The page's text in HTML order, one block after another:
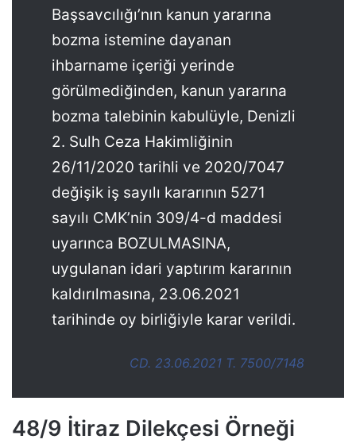
Başsavcılığı’nın kanun yararına
bozma istemine dayanan
ihbarname içeriği yerinde
görülmediğinden, kanun yararına
bozma talebinin kabulüyle, Denizli
2. Sulh Ceza Hakimliğinin
26/11/2020 tarihli ve 2020/7047
değişik iş sayılı kararının 5271
sayılı CMK’nin 309/4-d maddesi
uyarınca BOZULMASINA,
uygulanan idari yaptırım kararının
kaldırılmasına, 23.06.2021
tarihinde oy birliğiyle karar verildi.
CD. 23.06.2021 T. 7500/7148
48/9 İtiraz Dilekçesi Örneği